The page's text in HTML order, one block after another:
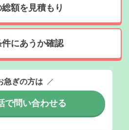
額を見積もり
件にあうか確認
急ぎの方は
で問い合わせる